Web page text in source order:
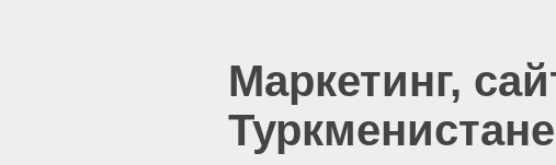
Маркетинг,
Туркменистане